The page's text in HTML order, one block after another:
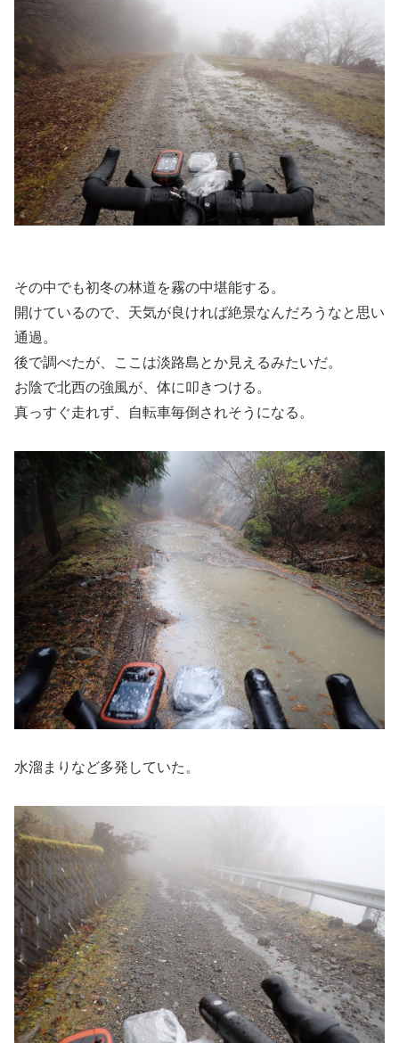
その中でも初冬の林道を霧の中堪能する。
開けているので、天気が良ければ絶景なんだろうなと思い
通過。
後で調べたが、ここは淡路島とか見えるみたいだ。
お陰で北西の強風が、体に叩きつける。
真っすぐ走れず、自転車毎倒されそうになる。
水溜まりなど多発していた。